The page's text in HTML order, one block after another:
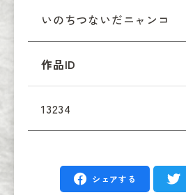
いのちつないだニャンコ
作品ID
13234
シェアする